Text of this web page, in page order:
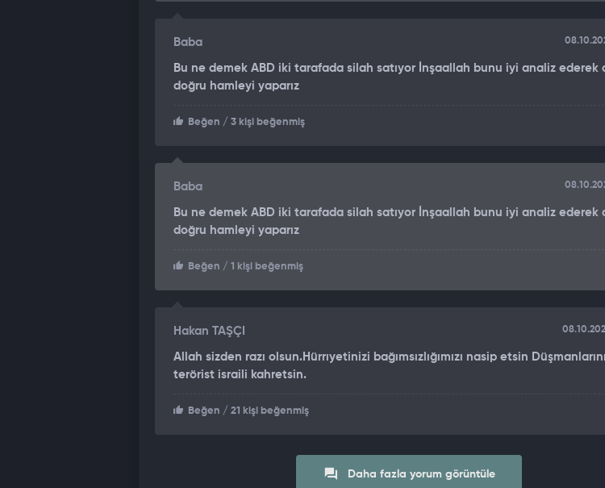
Baba
Bu ne demek ABD iki tarafada silah satıyor İnşaallah bunu iyi analiz ederek
doğru hamleyi yaparız
Beğen / 3 kişi beğenmiş
Baba
Bu ne demek ABD iki tarafada silah satıyor İnşaallah bunu iyi analiz ederek
doğru hamleyi yaparız
Beğen / 1 kişi beğenmiş
Hakan TAŞÇI
Allah sizden razı olsun.Hürrıyetinizi bağımsızlığımızı nasip etsin
terörist israili kahretsin.
Beğen / 21 kişi beğenmiş
Daha fazla yorum görüntüle